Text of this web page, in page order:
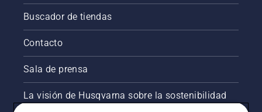
Buscador de tiendas
Contacto
Sala de prensa
La visión de Husqvarna sobre la sostenibilidad